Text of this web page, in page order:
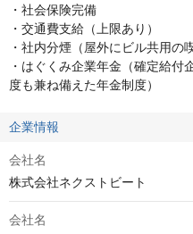
・社会保険完備
・交通費支給（上限あり）
・社内分煙（屋外にビル共用の
・はぐくみ企業年金（確定給付
度も兼ね備えた年金制度）
企業情報
会社名
株式会社ネクストビート
会社名